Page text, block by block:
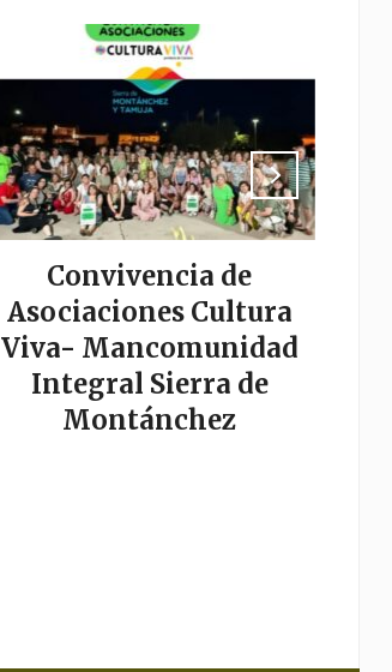
Convivencia de
Asociaciones Cultura
Viva- Mancomunidad
Integral Sierra de
Montánchez